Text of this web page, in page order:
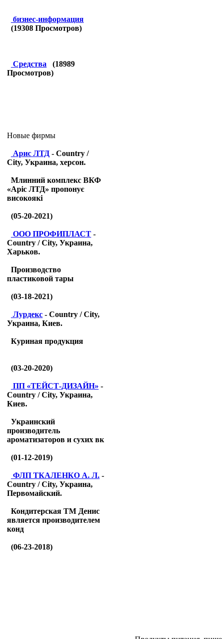
бизнес-информация
(19308 Просмотров)
Средства (18989
Просмотров)
Новые фирмы
Арис ЛТД - Country /
City, Украина, херсон.
Млинний комплекс ВКФ
«Аріс ЛТД» пропонує
високоякі
(05-20-2021)
ООО ПРОФИПЛАСТ -
Country / City, Украина,
Харьков.
Производство
пластиковой тары
(03-18-2021)
Лурдекс - Country / City,
Украина, Киев.
Куриная продукция
(03-20-2020)
ПП «ТЕЙСТ-ДИЗАЙН» -
Country / City, Украина,
Киев.
Украинский
производитель
ароматизаторов и сухих вк
(01-12-2019)
ФЛП ТКАЛЕНКО А. Л. -
Country / City, Украина,
Первомайский.
Кондитерская ТМ Денис
является производителем
конд
(06-23-2018)